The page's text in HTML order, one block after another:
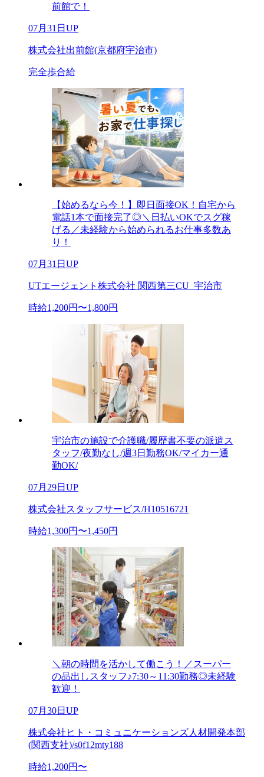
前館で！
07月31日UP
株式会社出前館(京都府宇治市)
完全歩合給
【始めるなら今！】即日面接OK！自宅から
電話1本で面接完了◎＼日払いOKでスグ稼
げる／未経験から始められるお仕事多数あ
り！
07月31日UP
UTエージェント株式会社 関西第三CU_宇治市
時給1,200円〜1,800円
宇治市の施設で介護職/履歴書不要の派遣ス
タッフ/夜勤なし/週3日勤務OK/マイカー通
勤OK/
07月29日UP
株式会社スタッフサービス/H10516721
時給1,300円〜1,450円
＼朝の時間を活かして働こう！／スーパー
の品出しスタッフ♪7:30～11:30勤務◎未経験
歓迎！
07月30日UP
株式会社ヒト・コミュニケーションズ人材開発本部
(関西支社)/s0f12mty188
時給1,200円〜